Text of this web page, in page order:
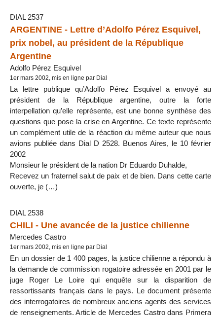
DIAL 2537
ARGENTINE - Lettre d’Adolfo Pérez Esquivel,
prix nobel, au président de la République
Argentine
Adolfo Pérez Esquivel
1er mars 2002, mis en ligne par Dial
La lettre publique qu’Adolfo Pérez Esquivel a envoyé au
président de la République argentine, outre la forte
interpellation qu’elle représente, est une bonne synthèse des
questions que pose la crise en Argentine. Ce texte représente
un complément utile de la réaction du même auteur que nous
avions publiée dans Dial D 2528. Buenos Aires, le 10 février
2002
Monsieur le président de la nation Dr Eduardo Duhalde,
Recevez un fraternel salut de paix et de bien. Dans cette carte
ouverte, je (…)
DIAL 2538
CHILI - Une avancée de la justice chilienne
Mercedes Castro
1er mars 2002, mis en ligne par Dial
En un dossier de 1 400 pages, la justice chilienne a répondu à
la demande de commission rogatoire adressée en 2001 par le
juge Roger Le Loire qui enquête sur la disparition de
ressortissants français dans le pays. Le document présente
des interrogatoires de nombreux anciens agents des services
de renseignements. Article de Mercedes Castro dans Primera